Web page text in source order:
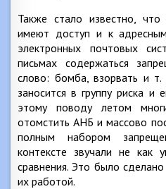
Также стало известно, что
имеют доступ и к
электронных почтовых
письмах содержаться
слово: бомба, взорвать и т.
заносится в группу риска и
этому поводу летом
отомстить АНБ и массово
полным набором
контексте звучали не как
сравнения. Это было
их работой.